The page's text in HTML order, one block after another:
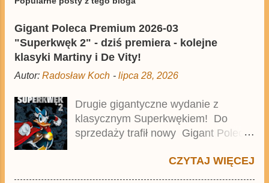
i Jeff Smith są gośćmi tegorocznego
.
Gigant Poleca Premium 2026-03
"Superkwęk 2" - dziś premiera - kolejne
klasyki Martiny i De Vity!
Autor: Radosław Koch - lipca 28, 2026
Drugie gigantyczne wydanie z
klasycznym Superkwękiem! Do
sprzedaży trafił nowy Gigant Poleca
Jest to kolejny 624-stronicowy tom z
CZYTAJ WIĘCEJ